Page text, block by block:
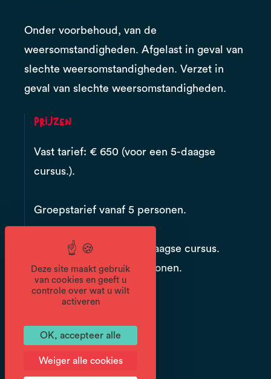
Onder voorbehoud, van de
weersomstandigheden. Afgelast in geval van
slechte weersomstandigheden. Verzet in
geval van slechte weersomstandigheden.
Prijzen
Vast tarief: € 650 (voor een 5-daagse
cursus.).
Groepstarief vanaf 5 personen.
Prijs: €650 voor een 5-daagse cursus.
Groepsprijs vanaf 5 personen.
Documenten
Deze site maakt gebruik
van cookies en geeft u
controle over wat u wilt
activeren
OK, accepteer alle
Weiger alle cookies